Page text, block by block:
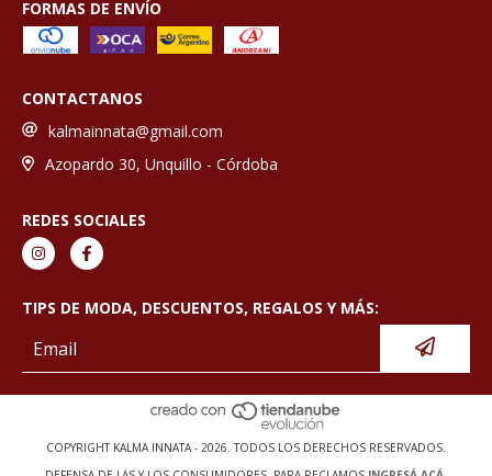
FORMAS DE ENVÍO
CONTACTANOS
kalmainnata@gmail.com
Azopardo 30, Unquillo - Córdoba
REDES SOCIALES
TIPS DE MODA, DESCUENTOS, REGALOS Y MÁS:
COPYRIGHT KALMA INNATA - 2026. TODOS LOS DERECHOS RESERVADOS.